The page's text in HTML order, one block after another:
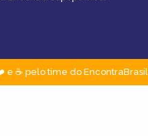
e ☕ pelo time do EncontraBrasil